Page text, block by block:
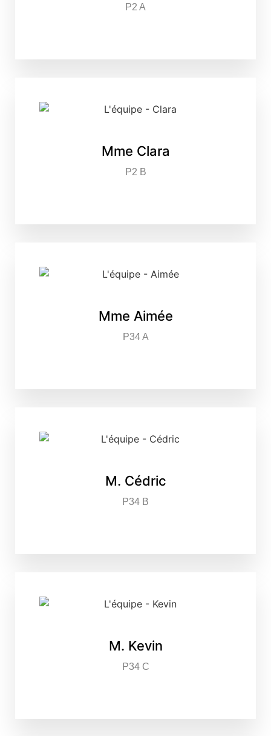
P2 A
Mme Clara
P2 B
Mme Aimée
P34 A
M. Cédric
P34 B
M. Kevin
P34 C